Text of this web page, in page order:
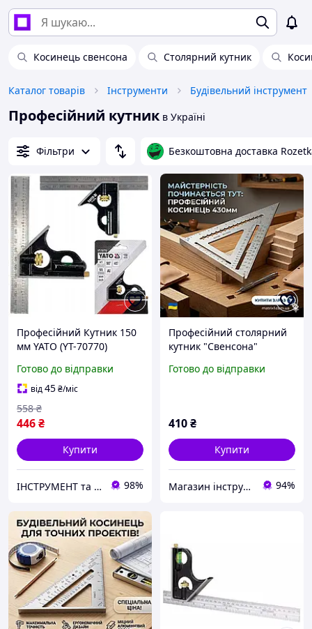
Косинець свенсона Столярний кутник
Каталог товарів Інструменти Будівельний інструмент
Професійний кутник в Україні
Фільтри Безкоштовна доставка
Професійний Кутник 150
мм YATO (YT-70770)
Готово до відправки
від45₴/міс
446₴
558 ₴
Купити
ІНСТРУМЕНТ та МЕТИЗИ 98%
Професійний столярний
кутник "Свенсона"
Готово до відправки
410₴
Купити
Магазин інструменту MATRIX 94%